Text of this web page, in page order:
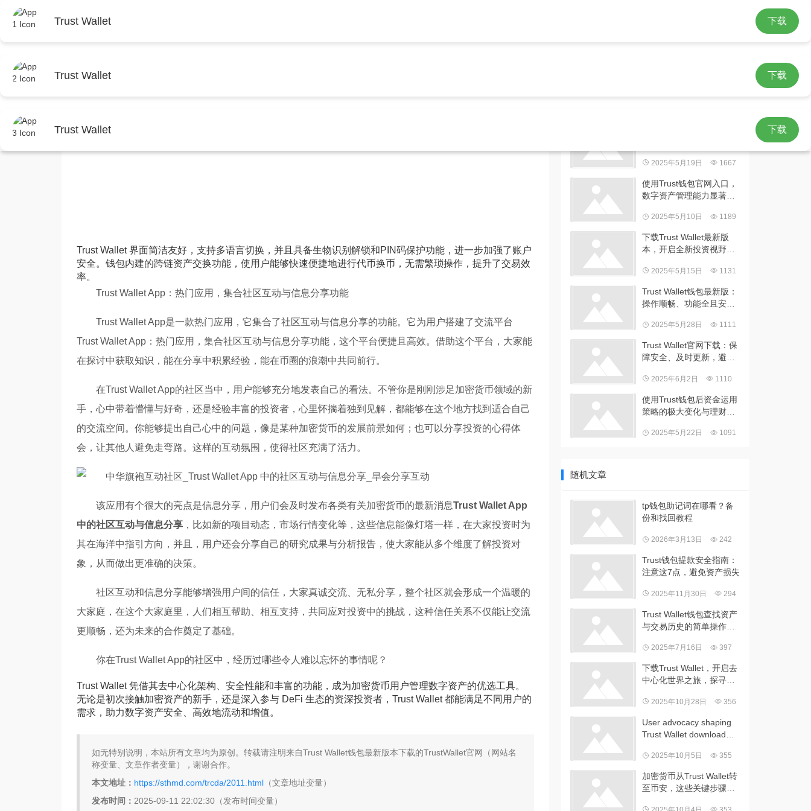
Trust Wallet 下载
Trust Wallet 下载
Trust Wallet 下载
TrustWallet官网
Trust Wallet 界面简洁友好，支持多语言切换，并且具备生物识别解锁和PIN码保护功能，进一步加强了账户
安全。钱包内建的跨链资产交换功能，使用户能够快速便捷地进行代币换币，无需繁琐操作，提升了交易效
率。
Trust Wallet App：热门应用，集合社区互动与信息分享功能
Trust Wallet App是一款热门应用，它集合了社区互动与信息分享的功能。它为用户搭建了交流平台
Trust Wallet App：热门应用，集合社区互动与信息分享功能，这个平台便捷且高效。借助这个平台，大家能
在探讨中获取知识，能在分享中积累经验，能在币圈的浪潮中共同前行。
在Trust Wallet App的社区当中，用户能够充分地发表自己的看法。不管你是刚刚涉足加密货币领域的新
手，心中带着懵懂与好奇，还是经验丰富的投资者，心里怀揣着独到见解，都能够在这个地方找到适合自己
的交流空间。你能够提出自己心中的问题，像是某种加密货币的发展前景如何；也可以分享投资的心得体
会，让其他人避免走弯路。这样的互动氛围，使得社区充满了活力。
该应用有个很大的亮点是信息分享，用户们会及时发布各类有关加密货币的最新消息Trust Wallet App
中的社区互动与信息分享 ，比如新的项目动态，市场行情变化等，这些信息能像灯塔一样，在大家投资时为
其在海洋中指引方向，并且，用户还会分享自己的研究成果与分析报告，使大家能从多个维度了解投资对
象，从而做出更准确的决策。
社区互动和信息分享能够增强用户间的信任，大家真诚交流、无私分享，整个社区就会形成一个温暖的
大家庭，在这个大家庭里，人们相互帮助、相互支持，共同应对投资中的挑战，这种信任关系不仅能让交流
更顺畅，还为未来的合作奠定了基础。
你在Trust Wallet App的社区中，经历过哪些令人难以忘怀的事情呢？
Trust Wallet 凭借其去中心化架构、安全性能和丰富的功能，成为加密货币用户管理数字资产的优选工具。
无论是初次接触加密资产的新手，还是深入参与 DeFi 生态的资深投资者，Trust Wallet 都能满足不同用户的
需求，助力数字资产安全、高效地流动和增值。
如无特别说明，本站所有文章均为原创。转载请注明来自Trust Wallet钱包最新版本下载的TrustWallet官网（网站名
称变量、文章作者变量），谢谢合作。
本文地址： https://sthmd.com/trcda/2011.html （文章地址变量）
发布时间： 2025-09-11 22:02:30（发布时间变量）
作信息及方法
2025年5月19日 1667
使用Trust钱包官网入口，
数字资产管理能力显著提
2025年5月10日 1189
下载Trust Wallet最新版
本，开启全新投资视野与
2025年5月15日 1131
Trust Wallet钱包最新版：
操作顺畅、功能全且安全
2025年5月28日 1111
Trust Wallet官网下载：保
障安全、及时更新，避免
2025年6月2日 1110
使用Trust钱包后资金运用
策略的极大变化与理财视
2025年5月22日 1091
随机文章
tp钱包助记词在哪看？备
份和找回教程
2026年3月13日 242
Trust钱包提款安全指南：
注意这7点，避免资产损失
2025年11月30日 294
Trust Wallet钱包查找资产
与交易历史的简单操作及
2025年7月16日 397
下载Trust Wallet，开启去
中心化世界之旅，探寻新
2025年10月28日 356
User advocacy shaping
Trust Wallet download
线工作者：用户对去中心
化钱包要求变了
2025年10月5日 355
加密货币从Trust Wallet转
至币安，这些关键步骤要